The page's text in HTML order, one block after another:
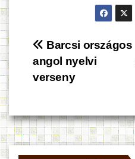
Bejegyzés
navigáció
Barcsi országos
angol nyelvi
verseny